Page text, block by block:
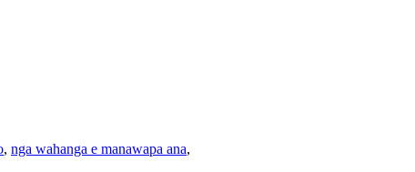
, nga wahanga e manawapa ana,